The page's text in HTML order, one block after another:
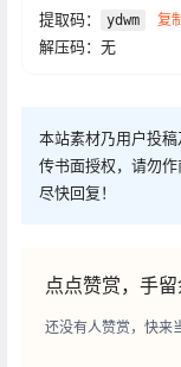
提取码： ydwm 复制
解压码：无
本站素材乃用户投
传书面授权，请勿
尽快回复！
点点赞赏，手
还没有人赞赏，快来